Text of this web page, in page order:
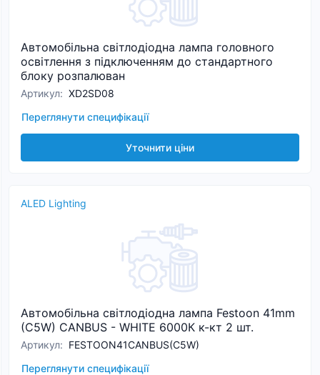
Автомобільна світлодіодна лампа головного
освітлення з підключенням до стандартного
блоку розпалюван
Артикул: XD2SD08
Переглянути специфікації
Уточнити ціни
ALED Lighting
Автомобільна світлодіодна лампа Festoon 41mm
(C5W) CANBUS - WHITE 6000К к-кт 2 шт.
Артикул: FESTOON41CANBUS(C5W)
Переглянути специфікації